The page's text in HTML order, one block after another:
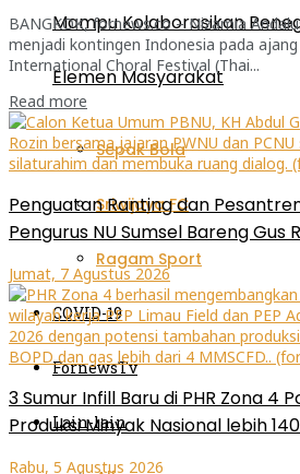
Mampu Kolaborasikan
Elemen Masyarakat
Sepak Bola
Sriwijaya FC
Ragam Sport
COVID-19
FornewsTv
Lain-lain
BANGKOK, fornews.co – Nizamia
menjadi kontingen Indonesia pada
International Choral Festival (Thai...
Read more
Penguatan Ranting dan
Pengurus NU Sumsel Bareng Gus
Jumat, 7 Agustus 2026
3 Sumur Infill Baru di PHR Zona 4
Produksi Minyak Nasional lebih
Rabu, 5 Agustus 2026